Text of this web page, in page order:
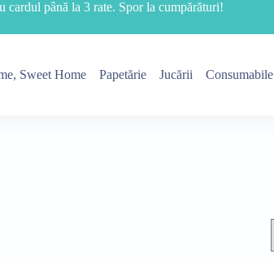
cardul până la 3 rate. Spor la cumpărături!
Sweet Home Papetărie Jucării Consumabile